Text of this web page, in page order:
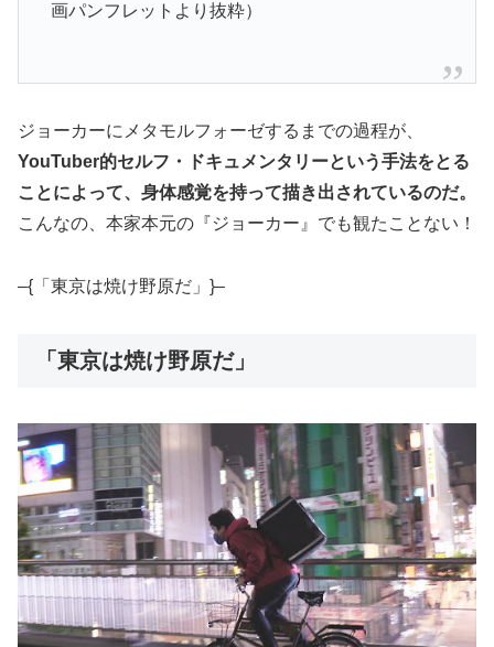
画パンフレットより抜粋）
ジョーカーにメタモルフォーゼするまでの過程が、
YouTuber的セルフ・ドキュメンタリーという手法をとる
ことによって、身体感覚を持って描き出されているのだ。
こんなの、本家本元の『ジョーカー』でも観たことない！
–{「東京は焼け野原だ」}–
「東京は焼け野原だ」